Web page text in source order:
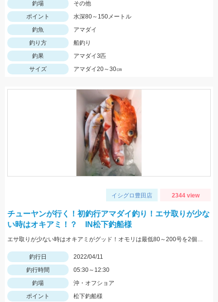
釣場
その他
ポイント
水深80～150メートル
釣魚
アマダイ
釣り方
船釣り
釣果
アマダイ3匹
サイズ
アマダイ20～30㎝
イシグロ豊田店 2344 view
チューヤンが行く！初釣行アマダイ釣り！エサ取りが少な
い時はオキアミ！？ IN松下釣船様
エサ取りが少ない時はオキアミがグッド！オモリは最低80～200号を2個ずつ持っていきましょう！
釣行日
2022/04/11
釣行時間
05:30～12:30
釣場
沖・オフショア
ポイント
松下釣船様